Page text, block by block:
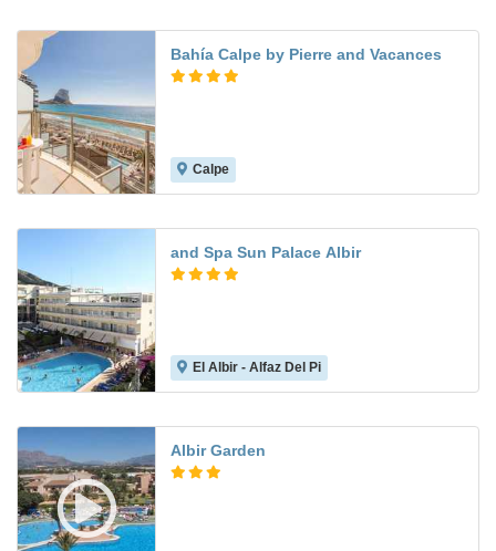
Bahía Calpe by Pierre and Vacances
Calpe
and Spa Sun Palace Albir
El Albir - Alfaz Del Pi
Albir Garden